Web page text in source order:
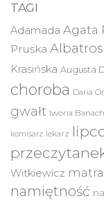
TAGI
Adamada Agata
Pruska Albatros
Krasińska Augusta
choroba Daria
gwałt Iwona Banach
komisarz lekarz
Witkiewicz
namiętność